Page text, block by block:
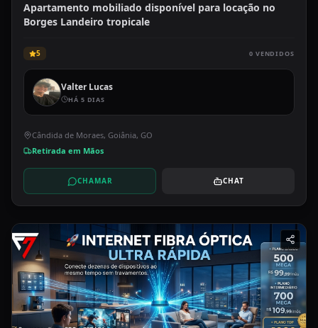
Apartamento mobiliado disponível para locação no
Borges Landeiro tropicale
5 0 VENDIDOS
Valter Lucas
HÁ 5 DIAS
Cândida de Moraes, Goiânia, GO
Retirada em Mãos
CHAMAR CHAT